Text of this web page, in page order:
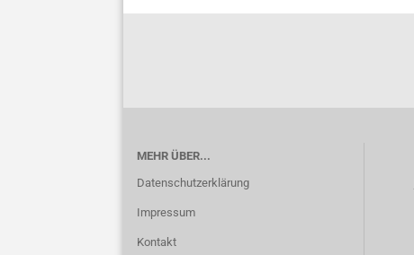
MEHR ÜBER...
Datenschutzerklärung
Impressum
Kontakt